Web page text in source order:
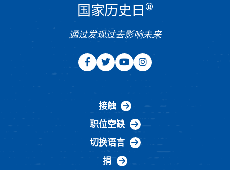
国家历史日 ®
通过发现过去影响未来
接触
职位空缺
切换语言
捐